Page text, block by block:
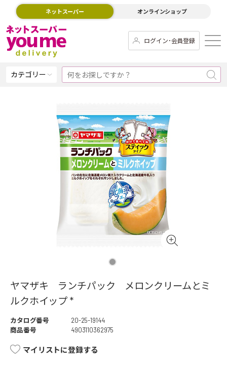
ネットスーパー オンラインショップ
ログイン･会員登録
カテゴリー
ヤマザキ ランチパック メロンクリームとミ
ルクホイップ *
カタログ番号
20-25-19144
商品番号
4903110362975
マイリストに登録する